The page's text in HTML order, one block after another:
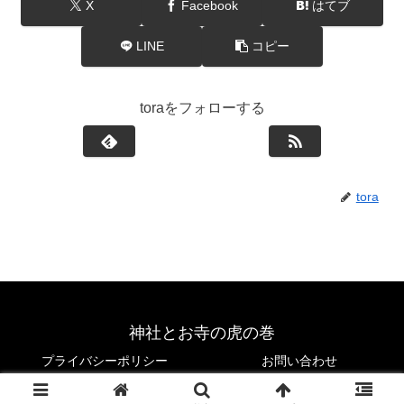
X Facebook はてブ
LINE コピー
toraをフォローする
tora
神社とお寺の虎の巻
プライバシーポリシー お問い合わせ
© 2022-2026 神社とお寺の虎の巻.